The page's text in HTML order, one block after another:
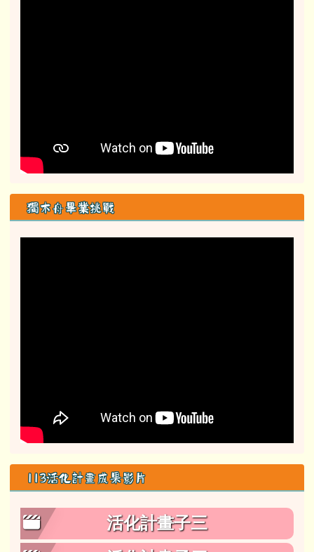
獨木舟畢業挑戰
113活化計畫成果影片
活化計畫子三